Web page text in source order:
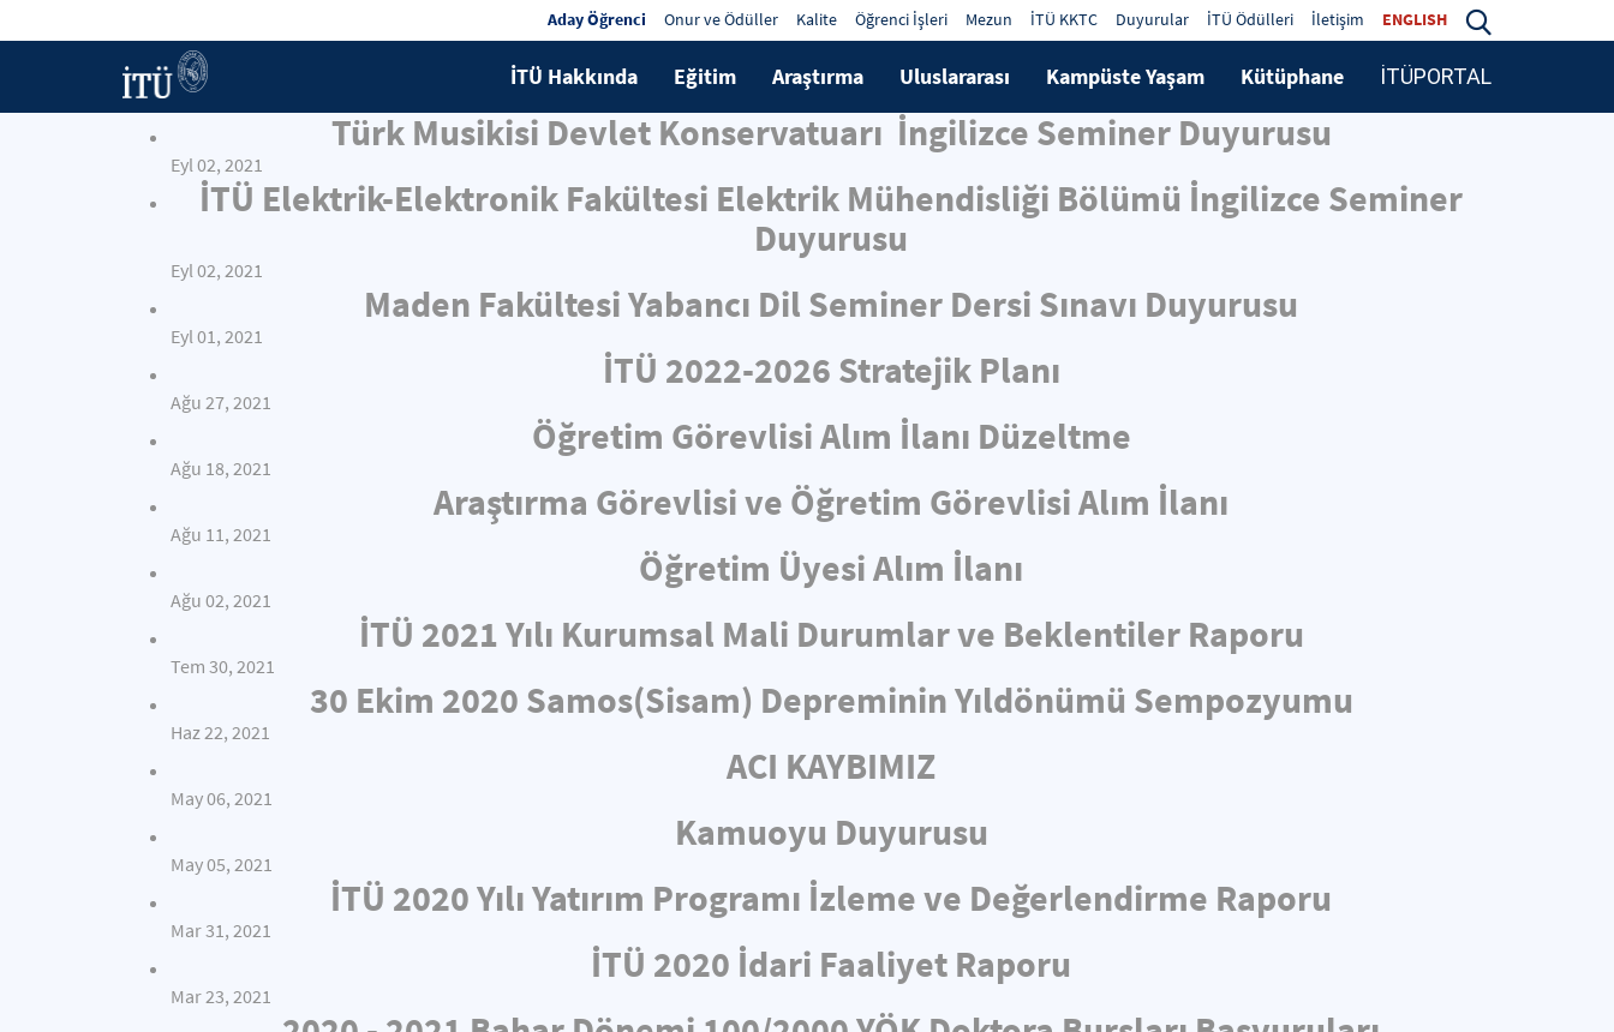
Aday Öğrenci Onur ve Ödüller Kalite Öğrenci İşleri Mezun İTÜ KKTC Duyurular İTÜ Ödülleri İletişim ENGLISH
İTÜ Hakkında Eğitim Araştırma Uluslararası Kampüste Yaşam Kütüphane İTÜPORTAL
Türk Musikisi Devlet Konservatuarı İngilizce Seminer Duyurusu
Eyl 02, 2021
İTÜ Elektrik-Elektronik Fakültesi Elektrik Mühendisliği Bölümü İngilizce Seminer
Duyurusu
Eyl 02, 2021
Maden Fakültesi Yabancı Dil Seminer Dersi Sınavı Duyurusu
Eyl 01, 2021
İTÜ 2022-2026 Stratejik Planı
Ağu 27, 2021
Öğretim Görevlisi Alım İlanı Düzeltme
Ağu 18, 2021
Araştırma Görevlisi ve Öğretim Görevlisi Alım İlanı
Ağu 11, 2021
Öğretim Üyesi Alım İlanı
Ağu 02, 2021
İTÜ 2021 Yılı Kurumsal Mali Durumlar ve Beklentiler Raporu
Tem 30, 2021
30 Ekim 2020 Samos(Sisam) Depreminin Yıldönümü Sempozyumu
Haz 22, 2021
ACI KAYBIMIZ
May 06, 2021
Kamuoyu Duyurusu
May 05, 2021
İTÜ 2020 Yılı Yatırım Programı İzleme ve Değerlendirme Raporu
Mar 31, 2021
İTÜ 2020 İdari Faaliyet Raporu
Mar 23, 2021